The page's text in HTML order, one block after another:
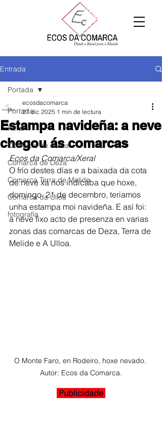
Entrada
Portada
Xeral
Comarca de Arzúa
Comarca de Deza
Comarca Terra de Melide
Comarca da Ulloa
fotografía
Portada
Estampa navideña: a neve
chegou ás comarcas
ecosdacomarca
21 dic 2025 1 min de lectura
Ecos da Comarca/Xeral
O frío destes días e a baixada da cota
de neve xa nos indicaba que hoxe,
domingo  21 de decembro, teriamos
unha estampa moi navideña. E así foi:
a neve fixo acto de presenza en varias
zonas das comarcas de Deza, Terra de
Melide e A Ulloa.
O Monte Faro, en Rodeiro, hoxe nevado.
Autor: Ecos da Comarca.
Publicidade